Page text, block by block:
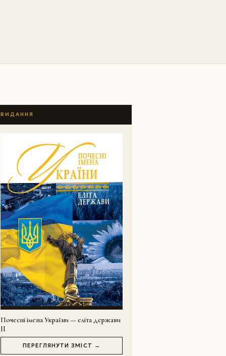
ВИДАННЯ
Почесні імена України — еліта держави
II
ПЕРЕГЛЯНУТИ ЗМІСТ →